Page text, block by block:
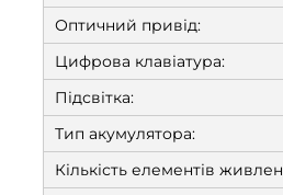
Оптичний привід:
Цифрова клавіатура:
Підсвітка:
Тип акумулятора:
Кількість елементів